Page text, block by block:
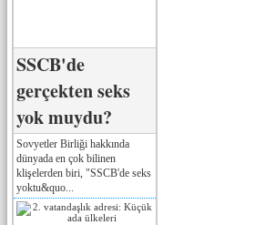
SSCB'de
gerçekten seks
yok muydu?
Sovyetler Birliği hakkında
dünyada en çok bilinen
klişelerden biri, "SSCB'de seks
yoktu&quo...